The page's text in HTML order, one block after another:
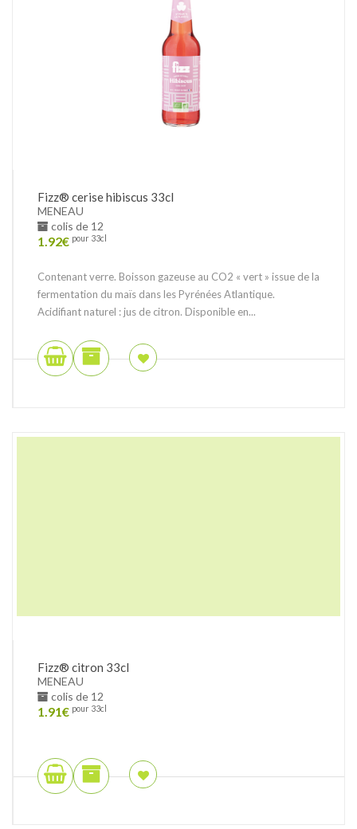
Fizz® cerise hibiscus 33cl
MENEAU
colis de 12
1.92€ pour 33cl
Contenant verre. Boisson gazeuse au CO2 « vert » issue de la
fermentation du maïs dans les Pyrénées Atlantique.
Acidifiant naturel : jus de citron. Disponible en...
Fizz® citron 33cl
MENEAU
colis de 12
1.91€ pour 33cl